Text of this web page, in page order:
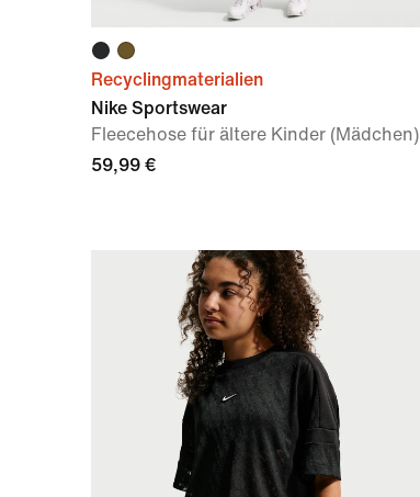
Recyclingmaterialien
Nike Sportswear
Fleecehose für ältere Kinder (Mädchen)
59,99 €